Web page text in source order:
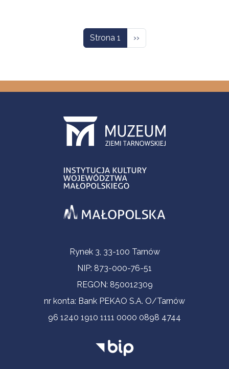
Strona 1 Następna strona
››
Informacje kontaktoweRynek 3, 33-100 Tarnów
NIP: 873-000-76-51
REGON: 850012309
nr konta: Bank PEKAO S.A. O/Tarnów
96 1240 1910 1111 0000 0898 4744